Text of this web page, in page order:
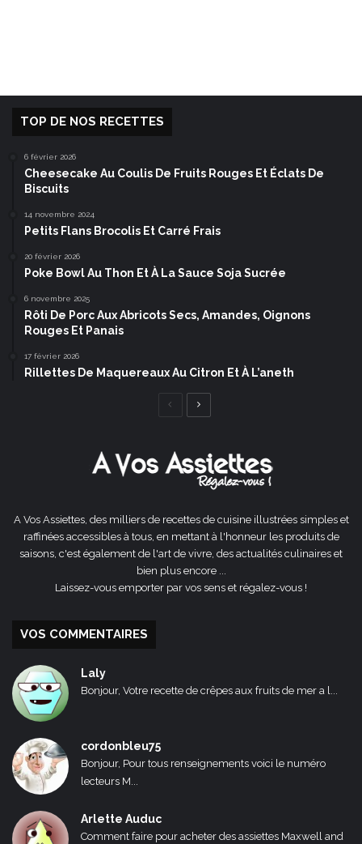
TOP DE NOS RECETTES
6 février 2026
Cheesecake Au Coulis De Fruits Rouges Et Éclats De
Biscuits
14 novembre 2024
Petits Flans Brocolis Et Carré Frais
20 février 2026
Poke Bowl Au Thon Et À La Sauce Soja Sucrée
6 novembre 2025
Rôti De Porc Aux Abricots Secs, Amandes, Oignons
Rouges Et Panais
17 février 2026
Rillettes De Maquereaux Au Citron Et À L’aneth
Page
A Vos Assiettes, des milliers de recettes de cuisine illustrées simples et
raffinées accessibles à tous, en mettant à l'honneur les produits de
saisons, c'est également de l'art de vivre, des actualités culinaires et
bien plus encore ...
Laissez-vous emporter par vos sens et régalez-vous !
VOS COMMENTAIRES
Laly
Bonjour, Votre recette de crêpes aux fruits de mer a l...
cordonbleu75
Bonjour, Pour tous renseignements voici le numéro
lecteurs M...
Arlette Auduc
Comment faire pour acheter des assiettes Maxwell and